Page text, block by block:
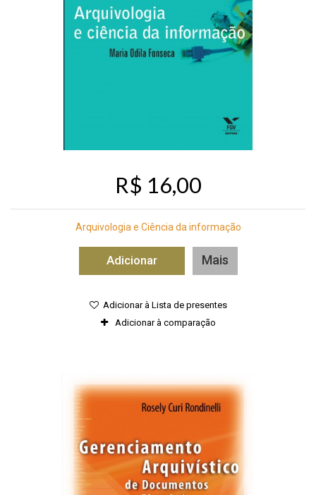
R$ 16,00
Arquivologia e Ciência da informação
Adicionar Mais
Adicionar à Lista de presentes
Adicionar à comparação